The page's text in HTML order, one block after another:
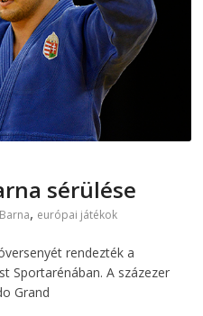
sérülése
, európai játékok
rendezték a
Sportarénában. A százezer
Grand